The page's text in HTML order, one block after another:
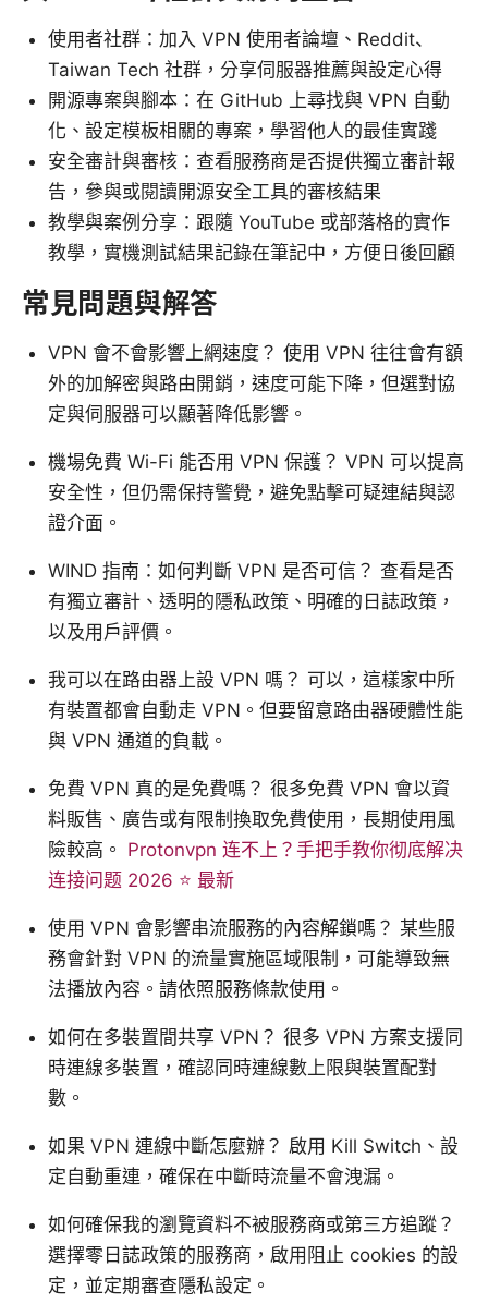
使用者社群：加入 VPN 使用者論壇、Reddit、
Taiwan Tech 社群，分享伺服器推薦與設定心得
開源專案與腳本：在 GitHub 上尋找與 VPN 自動
化、設定模板相關的專案，學習他人的最佳實踐
安全審計與審核：查看服務商是否提供獨立審計報
告，參與或閱讀開源安全工具的審核結果
教學與案例分享：跟隨 YouTube 或部落格的實作
教學，實機測試結果記錄在筆記中，方便日後回顧
常見問題與解答
VPN 會不會影響上網速度？ 使用 VPN 往往會有額
外的加解密與路由開銷，速度可能下降，但選對協
定與伺服器可以顯著降低影響。
機場免費 Wi-Fi 能否用 VPN 保護？ VPN 可以提高
安全性，但仍需保持警覺，避免點擊可疑連結與認
證介面。
WIND 指南：如何判斷 VPN 是否可信？ 查看是否
有獨立審計、透明的隱私政策、明確的日誌政策，
以及用戶評價。
我可以在路由器上設 VPN 嗎？ 可以，這樣家中所
有裝置都會自動走 VPN。但要留意路由器硬體性能
與 VPN 通道的負載。
免費 VPN 真的是免費嗎？ 很多免費 VPN 會以資
料販售、廣告或有限制換取免費使用，長期使用風
險較高。 Protonvpn 连不上？手把手教你彻底解决
连接问题 2026 ⭐ 最新
使用 VPN 會影響串流服務的內容解鎖嗎？ 某些服
務會針對 VPN 的流量實施區域限制，可能導致無
法播放內容。請依照服務條款使用。
如何在多裝置間共享 VPN？ 很多 VPN 方案支援同
時連線多裝置，確認同時連線數上限與裝置配對
數。
如果 VPN 連線中斷怎麼辦？ 啟用 Kill Switch、設
定自動重連，確保在中斷時流量不會洩漏。
如何確保我的瀏覽資料不被服務商或第三方追蹤？
選擇零日誌政策的服務商，啟用阻止 cookies 的設
定，並定期審查隱私設定。